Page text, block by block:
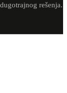
rešenja.